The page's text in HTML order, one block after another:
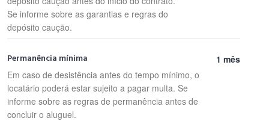
Se informe sobre as garantias e regras do
depósito caução.
Permanência mínima
Em caso de desistência antes do tempo mínimo, o
locatário poderá estar sujeito a pagar multa. Se
informe sobre as regras de permanência antes de
concluir o aluguel.
1 mês